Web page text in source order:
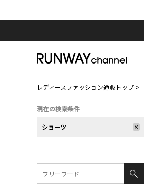
レディースファッション通販トップ
現在の検索条件
ショーツ